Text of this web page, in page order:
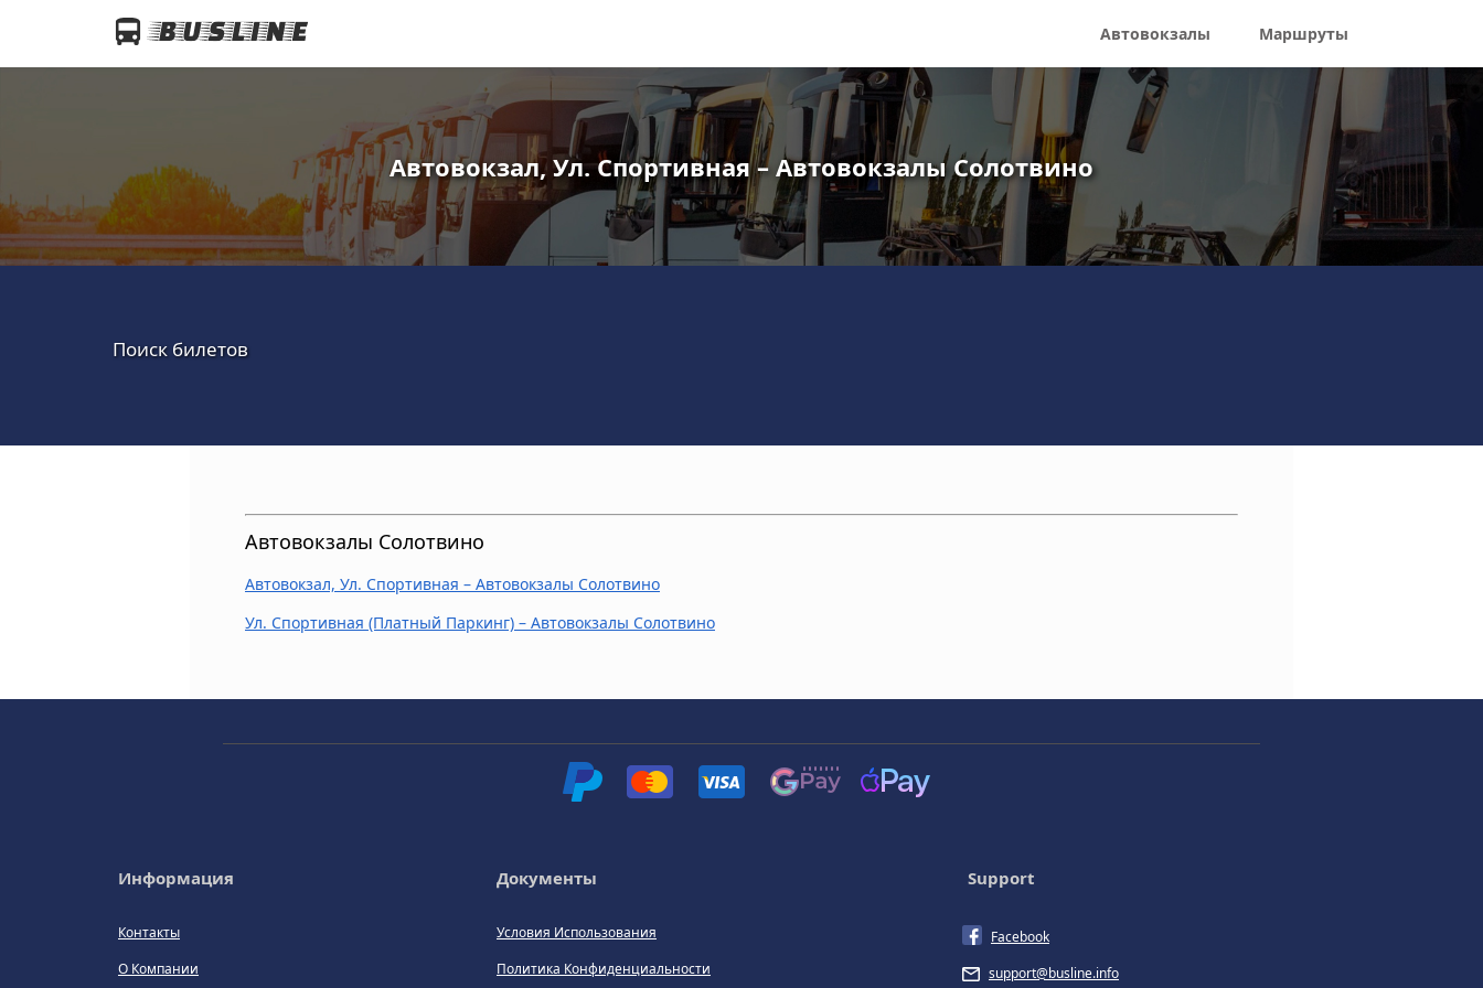
Автовокзалы Маршруты
Автовокзал, Ул. Спортивная – Автовокзалы Солотвино
Поиск билетов
Автовокзалы Солотвино
Автовокзал, Ул. Спортивная – Автовокзалы Солотвино
Ул. Спортивная (платный Паркинг) – Автовокзалы Солотвино
Информация
Контакты
О Компании
Документы
Условия Использования
Политика Конфиденциальности
Support
Facebook
support@busline.info